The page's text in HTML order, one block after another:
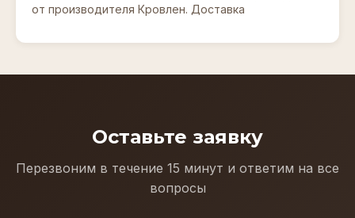
от производителя Кровлен. Доставка
Оставьте заявку
Перезвоним в течение 15 минут и ответим на все
вопросы